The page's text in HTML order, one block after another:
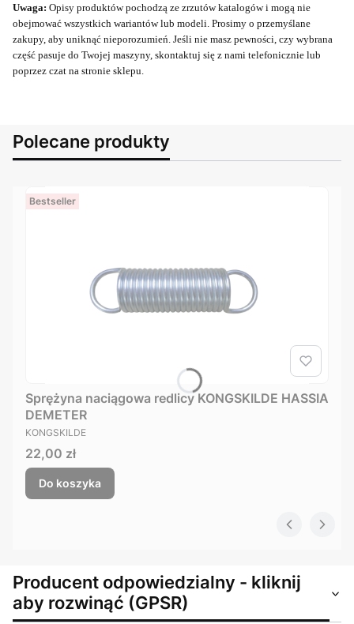
Uwaga: Opisy produktów pochodzą ze zrzutów katalogów i mogą nie
obejmować wszystkich wariantów lub modeli. Prosimy o przemyślane
zakupy, aby uniknąć nieporozumień. Jeśli nie masz pewności, czy wybrana
część pasuje do Twojej maszyny, skontaktuj się z nami telefonicznie lub
poprzez czat na stronie sklepu.
Polecane produkty
Bestseller
Sprężyna naciągowa redlicy KONGSKILDE HASSIA
DEMETER
PRODUCENT
KONGSKILDE
Cena
22,00 zł
Do koszyka
Producent odpowiedzialny - kliknij
aby rozwinąć (GPSR)